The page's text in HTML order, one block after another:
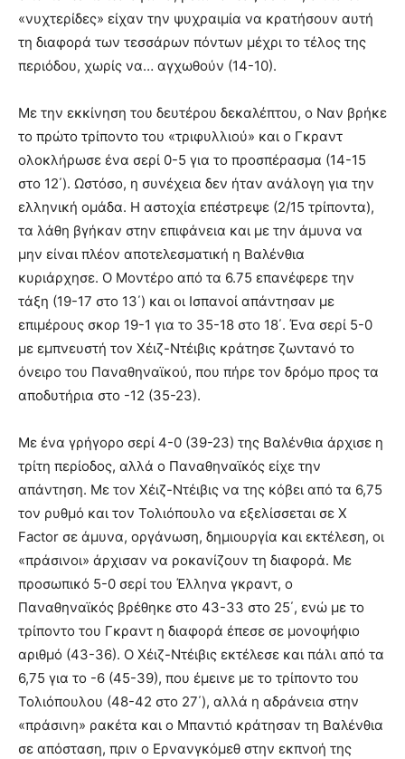
«νυχτερίδες» είχαν την ψυχραιμία να κρατήσουν αυτή
τη διαφορά των τεσσάρων πόντων μέχρι το τέλος της
περιόδου, χωρίς να… αγχωθούν (14-10).
Με την εκκίνηση του δευτέρου δεκαλέπτου, ο Ναν βρήκε
το πρώτο τρίποντο του «τριφυλλιού» και ο Γκραντ
ολοκλήρωσε ένα σερί 0-5 για το προσπέρασμα (14-15
στο 12΄). Ωστόσο, η συνέχεια δεν ήταν ανάλογη για την
ελληνική ομάδα. Η αστοχία επέστρεψε (2/15 τρίποντα),
τα λάθη βγήκαν στην επιφάνεια και με την άμυνα να
μην είναι πλέον αποτελεσματική η Βαλένθια
κυριάρχησε. Ο Μοντέρο από τα 6.75 επανέφερε την
τάξη (19-17 στο 13΄) και οι Ισπανοί απάντησαν με
επιμέρους σκορ 19-1 για το 35-18 στο 18΄. Ένα σερί 5-0
με εμπνευστή τον Χέιζ-Ντέιβις κράτησε ζωντανό το
όνειρο του Παναθηναϊκού, που πήρε τον δρόμο προς τα
αποδυτήρια στο -12 (35-23).
Με ένα γρήγορο σερί 4-0 (39-23) της Βαλένθια άρχισε η
τρίτη περίοδος, αλλά ο Παναθηναϊκός είχε την
απάντηση. Με τον Χέιζ-Ντέιβις να της κόβει από τα 6,75
τον ρυθμό και τον Τολιόπουλο να εξελίσσεται σε X
Factor σε άμυνα, οργάνωση, δημιουργία και εκτέλεση, οι
«πράσινοι» άρχισαν να ροκανίζουν τη διαφορά. Με
προσωπικό 5-0 σερί του Έλληνα γκραντ, ο
Παναθηναϊκός βρέθηκε στο 43-33 στο 25΄, ενώ με το
τρίποντο του Γκραντ η διαφορά έπεσε σε μονοψήφιο
αριθμό (43-36). Ο Χέιζ-Ντέιβις εκτέλεσε και πάλι από τα
6,75 για το -6 (45-39), που έμεινε με το τρίποντο του
Τολιόπουλου (48-42 στο 27΄), αλλά η αδράνεια στην
«πράσινη» ρακέτα και ο Μπαντιό κράτησαν τη Βαλένθια
σε απόσταση, πριν ο Ερνανγκόμεθ στην εκπνοή της